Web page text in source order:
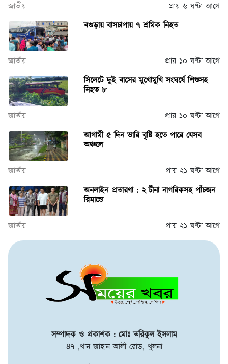
জাতীয়
প্রায় ৬ ঘণ্টা আগে
বগুড়ায় বাসচাপায় ৭ শ্রমিক নিহত
জাতীয়
প্রায় ১০ ঘণ্টা আগে
সিলেটে দুই বাসের মুখোমুখি সংঘর্ষে শিশুসহ
নিহত ৮
জাতীয়
প্রায় ১০ ঘণ্টা আগে
আগামী ৫ দিন ভারি বৃষ্টি হতে পারে যেসব
অঞ্চলে
জাতীয়
প্রায় ২১ ঘণ্টা আগে
অনলাইন প্রতারণা : ২ চীনা নাগরিকসহ পাঁচজন
রিমান্ডে
জাতীয় প্রায় ২১ ঘণ্টা আগে
সম্পাদক ও প্রকাশক : মোঃ তরিকুল ইসলাম
৪৭ ,খান জাহান আলী রোড, খুলনা